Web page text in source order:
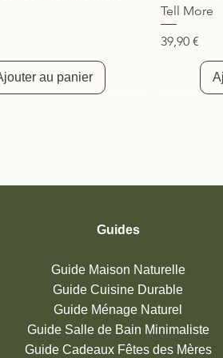
au panier
Tell More
Prix
39,90 €
Aperçu rapide
Transparent Fait Main
45cl Décoration Florale
Vase
Ø15×12,5
Madam
Aperçu rapide
Recyclé 1062ml
Vrac Aliments – Little
Bocal
Pots
Guides
Guide Maison Naturelle
Guide Cuisine Durable
Guide Ménage Naturel
Guide Salle de Bain Minimaliste
Guide Cadeaux Fêtes des Mères